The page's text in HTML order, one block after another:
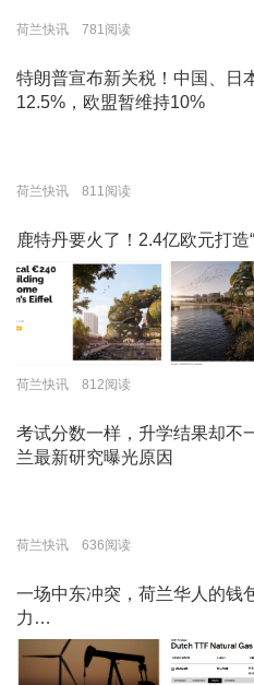
荷兰快讯 781阅读
特朗普宣布新关税！中国、日
12.5%，欧盟暂维持10%
荷兰快讯 811阅读
鹿特丹要火了！2.4亿欧元打
荷兰快讯 812阅读
考试分数一样，升学结果却不
兰最新研究曝光原因
荷兰快讯 636阅读
一场中东冲突，荷兰华人的钱
力…